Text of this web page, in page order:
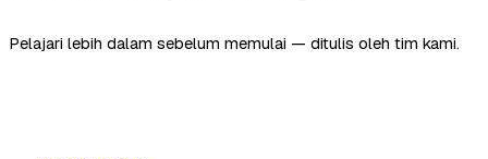
Pelajari lebih dalam sebelum memulai — ditulis oleh tim kami.